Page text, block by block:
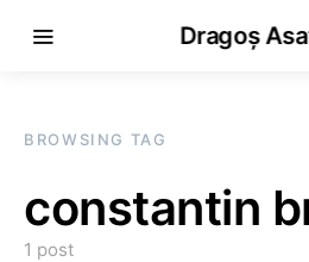
Dragoș
BROWSING TAG
constantin
1 post